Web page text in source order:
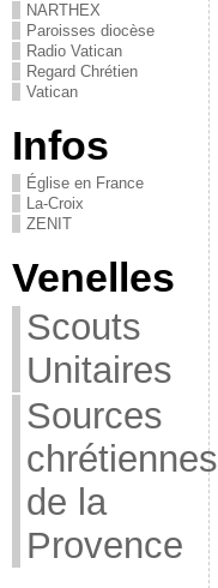
NARTHEX
Paroisses diocèse
Radio Vatican
Regard Chrétien
Vatican
Infos
Église en France
La-Croix
ZENIT
Venelles
Scouts
Unitaires
Sources
chrétiennes
de la
Provence